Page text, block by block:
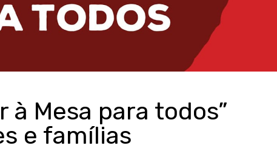
à Mesa para todos”
e famílias